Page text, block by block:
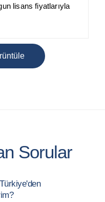
lisans fiyatlarıyla
Sorular